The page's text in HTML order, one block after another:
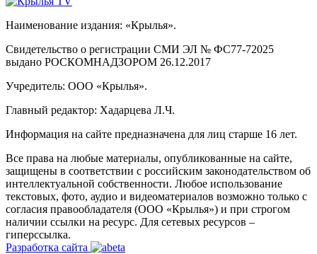
Наименование издания: «Крылья».
Свидетельство о регистрации СМИ ЭЛ № ФС77-72025
выдано РОСКОМНАДЗОРОМ 26.12.2017
Учредитель: ООО «Крылья».
Главный редактор: Хадарцева Л.Ч.
Информация на сайте предназначена для лиц старше 16 лет.
Все права на любые материалы, опубликованные на сайте,
защищены в соответствии с российским законодательством об
интеллектуальной собственности. Любое использование
текстовых, фото, аудио и видеоматериалов возможно только с
согласия правообладателя (ООО «Крылья») и при строгом
наличии ссылки на ресурс. Для сетевых ресурсов –
гиперссылка.
Разработка сайта